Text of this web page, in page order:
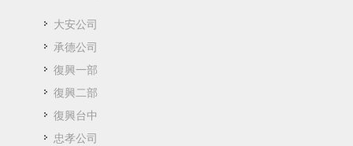
大安公司
承德公司
復興一部
復興二部
復興台中
忠孝公司